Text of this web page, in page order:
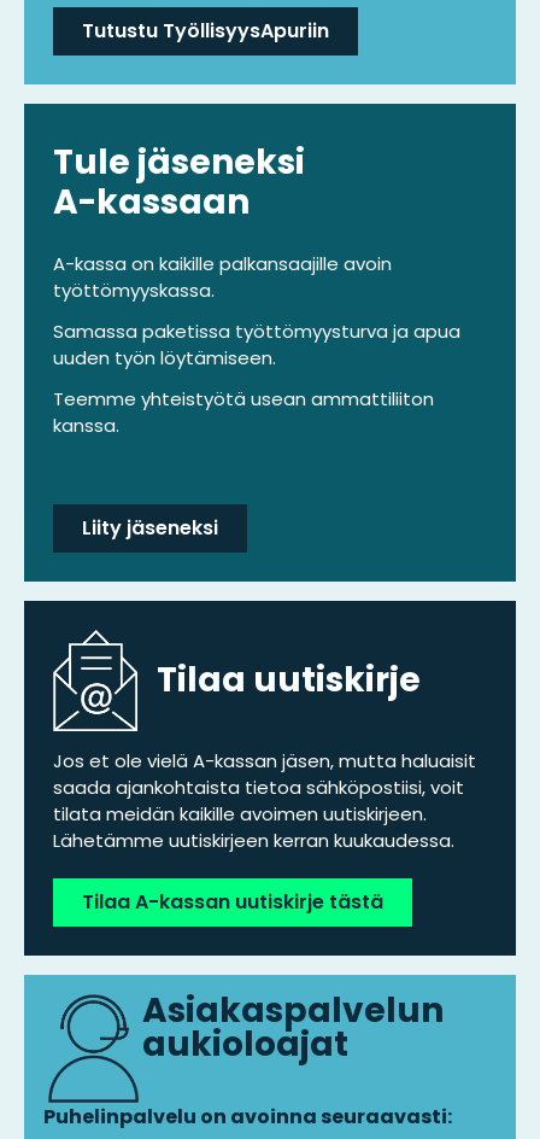
Tutustu TyöllisyysApuriin
Tule jäseneksi
A-kassaan
A-kassa on kaikille palkansaajille avoin
työttömyyskassa.
Samassa paketissa työttömyysturva ja apua
uuden työn löytämiseen.
Teemme yhteistyötä usean ammattiliiton
kanssa.
Liity jäseneksi
Tilaa uutiskirje
Jos et ole vielä A-kassan jäsen, mutta haluaisit
saada ajankohtaista tietoa sähköpostiisi, voit
tilata meidän kaikille avoimen uutiskirjeen.
Lähetämme uutiskirjeen kerran kuukaudessa.
Tilaa A-kassan uutiskirje tästä
Asiakaspalvelun
aukioloajat
Puhelinpalvelu on avoinna seuraavasti: